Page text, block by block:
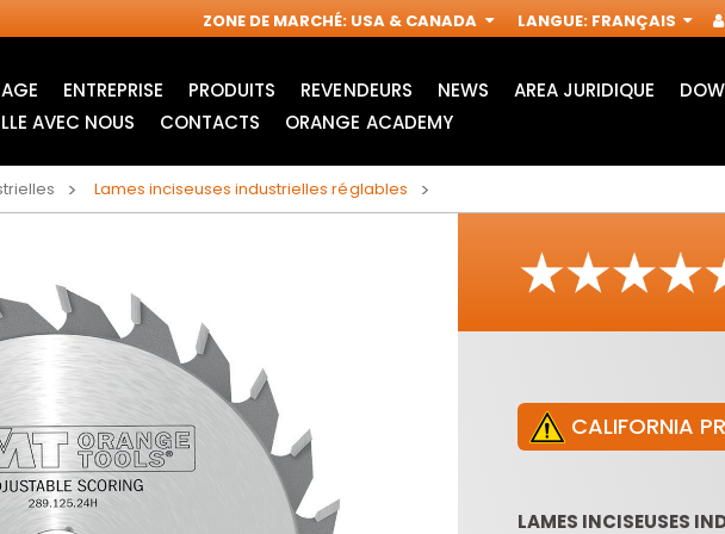
ZONE DE MARCHÉ: USA & CANADA LANGUE: FRANÇAIS
ENTREPRISE PRODUITS
ITK XPLUS SAW
BLADES
LAMES POUR SCIE
SAUTEUSE
MULTIFONCTIONS
REVENDEURS NEWS AREA JURIDIQUE
AVEC NOUS
CONTACTS ORANGE ACADEMY
Lames inciseuses industrielles réglables
CALIFORNIA
LAMES INCISEUSES